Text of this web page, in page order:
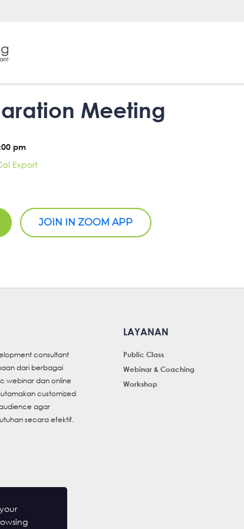
Meeting
pm
Export
JOIN IN ZOOM APP
consultant
dari berbagai
webinar dan online
customized
agar
secara efektif.
LAYANAN
Public Class
Webinar & Coaching
Workshop